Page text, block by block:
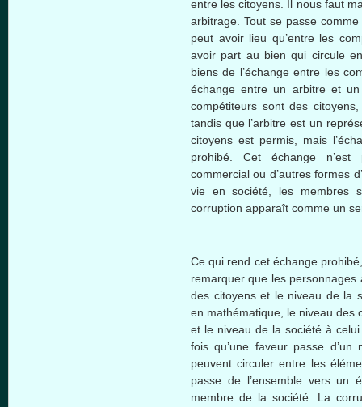
entre lescitoyens . Il nous faut
arbitrage. Tout se passe comme
peut avoirlieu qu’entreles
avoir part au bien qui circule
biens de l’échange entre les
échange entre un arbitreet
compétiteurs sontdes citoyens,
tandis que l’arbitre est un
citoyens est permis mais
prohibé
Cet échange n’est
commercialou d’autres formes
vie ensociété , les membres
corruption apparaît comme un
Ce qui rend cet échange prohibé
remarquer que les personnages
des citoyenset le niveau de la
en mathématique , le niveau des
et le niveau de la société à celui
fois qu’une faveur passe d’un
peuvent circuler entre les
passe de l’ensemble versun
membre de la société. La